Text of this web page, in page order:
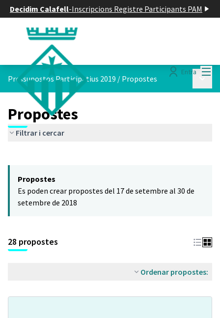
Decidim Calafell-Inscripcions Registre Participants PAM
Entra
Pressupostos Participatius 2019 / Propostes
Propostes
Filtrar i cercar
−
Propostes
Es poden crear propostes del 17 de setembre al 30 de
setembre de 2018
28 propostes
Ordenar propostes: